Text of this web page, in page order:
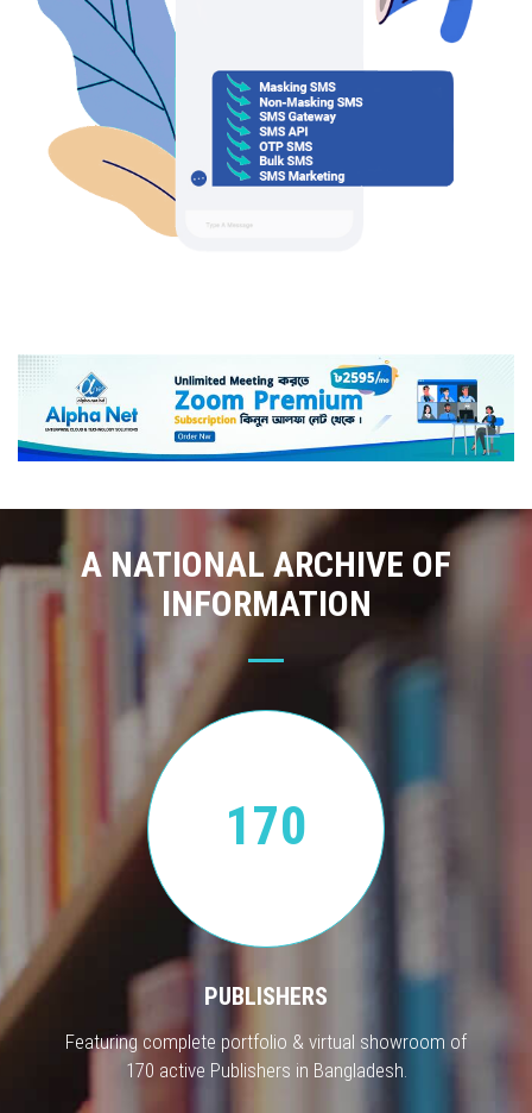
A NATIONAL ARCHIVE OF
INFORMATION
170
PUBLISHERS
Featuring complete portfolio & virtual showroom of
170 active Publishers in Bangladesh.